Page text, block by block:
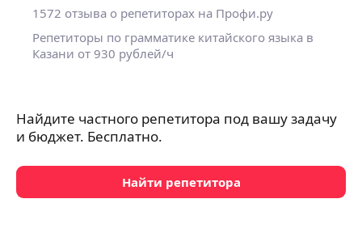
1572 отзыва о репетиторах на Профи.ру
Репетиторы по грамматике китайского языка в
Казани от 930 рублей/ч
Найдите частного репетитора под вашу задачу
и бюджет. Бесплатно.
Найти репетитора